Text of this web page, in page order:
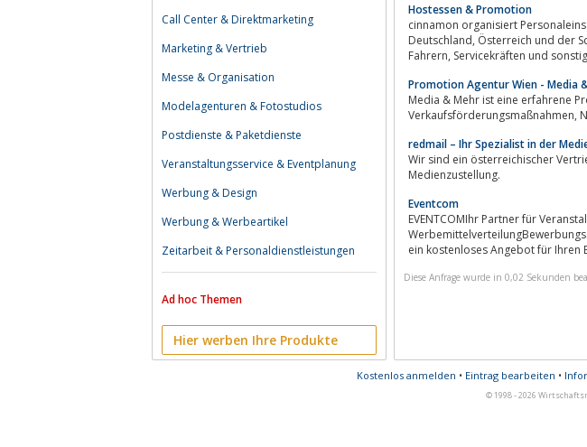
Call Center & Direktmarketing
Marketing & Vertrieb
Messe & Organisation
Modelagenturen & Fotostudios
Postdienste & Paketdienste
Veranstaltungsservice & Eventplanung
Werbung & Design
Werbung & Werbeartikel
Zeitarbeit & Personaldienstleistungen
Ad hoc Themen
Hier werben Ihre Produkte
Hostessen & Promotion
cinnamon organisiert Personaleinsätze im Bereich
Deutschland, Österreich und der Schweiz arbeiten wir mit einem Pool von über 18.000 Hostessen, Promotern, Visagisten,
Fahrern, Servicekräften und
Promotion Agentur Wien - Media
Media & Mehr ist eine erfahrene
redmail – Ihr Spezialist in der
Wir sind ein österreichischer
Medienzustellung.
Eventcom
EVENTCOMIhr Partner für
WerbemittelverteilungBewerbungsgebiet: Tirol, Süd- und Osttirol, Vorarlberg,
Diese Anfrage wurde in 0,02 Sekunden
Kostenlos anmelden • Eintrag bearbeiten •
© 1998 - 2026